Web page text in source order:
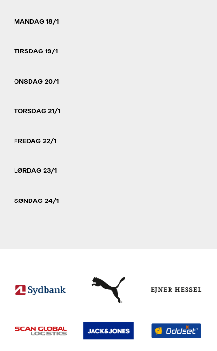
MANDAG 18/1
TIRSDAG 19/1
ONSDAG 20/1
TORSDAG 21/1
FREDAG 22/1
LØRDAG 23/1
SØNDAG 24/1